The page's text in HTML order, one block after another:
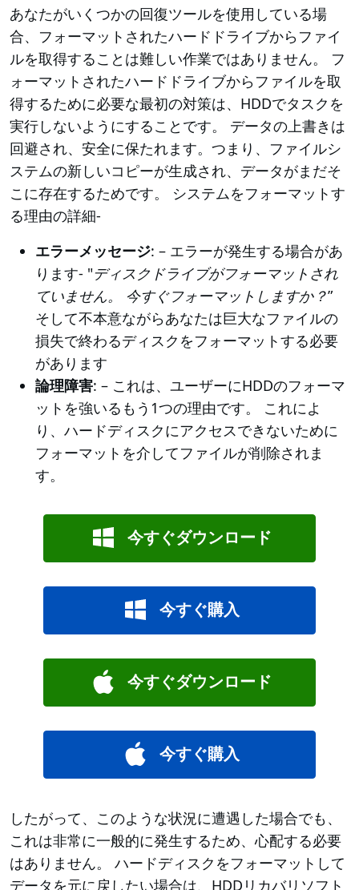
あなたがいくつかの回復ツールを使用している場
合、フォーマットされたハードドライブからファイ
ルを取得することは難しい作業ではありません。 フ
ォーマットされたハードドライブからファイルを取
得するために必要な最初の対策は、HDDでタスクを
実行しないようにすることです。 データの上書きは
回避され、安全に保たれます。つまり、ファイルシ
ステムの新しいコピーが生成され、データがまだそ
こに存在するためです。 システムをフォーマットす
る理由の詳細-
エラーメッセージ: – エラーが発生する場合があ
ります- "ディスクドライブがフォーマットされ
ていません。 今すぐフォーマットしますか？”
そして不本意ながらあなたは巨大なファイルの
損失で終わるディスクをフォーマットする必要
があります
論理障害: – これは、ユーザーにHDDのフォーマ
ットを強いるもう1つの理由です。 これによ
り、ハードディスクにアクセスできないために
フォーマットを介してファイルが削除されま
す。
今すぐダウンロード
今すぐ購入
今すぐダウンロード
今すぐ購入
したがって、このような状況に遭遇した場合でも、
これは非常に一般的に発生するため、心配する必要
はありません。 ハードディスクをフォーマットして
データを元に戻したい場合は、HDDリカバリソフト